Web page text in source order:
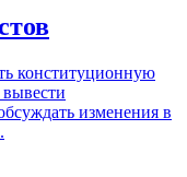
конституционную
изменения в